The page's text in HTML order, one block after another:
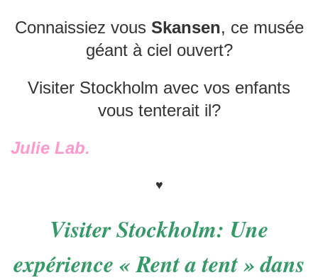
Connaissiez vous Skansen, ce musée
géant à ciel ouvert?
Visiter Stockholm avec vos enfants
vous tenterait il?
Julie Lab.
♥
Visiter Stockholm: Une
expérience « Rent a tent » dans